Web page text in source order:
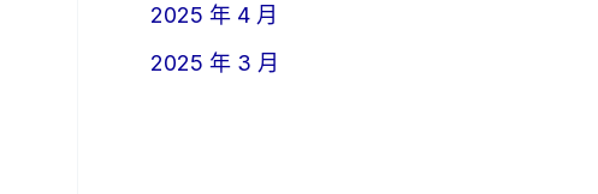
2025 年 4 月
2025 年 3 月